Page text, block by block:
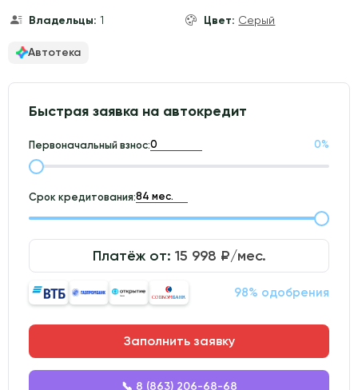
Владельцы: 1 Цвет: Серый
Автотека
Быстрая заявка на автокредит
Первоначальный взнос: 0%
Срок кредитования:
Платёж от: 15 998 ₽/мес.
98% одобрения
Заполнить заявку
📞 8 (863) 206-68-68